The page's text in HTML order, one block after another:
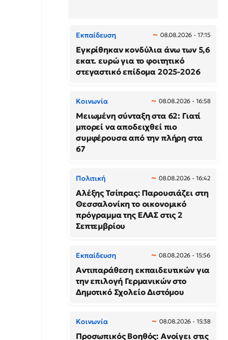
Εκπαίδευση 08.08.2026 - 17:15
Εγκρίθηκαν κονδύλια άνω των 5,6
εκατ. ευρώ για το φοιτητικό
στεγαστικό επίδομα 2025-2026
Κοινωνία 08.08.2026 - 16:58
Μειωμένη σύνταξη στα 62: Γιατί
μπορεί να αποδειχθεί πιο
συμφέρουσα από την πλήρη στα
67
Πολιτική 08.08.2026 - 16:42
Αλέξης Τσίπρας: Παρουσιάζει στη
Θεσσαλονίκη το οικονομικό
πρόγραμμα της ΕΛΑΣ στις 2
Σεπτεμβρίου
Εκπαίδευση 08.08.2026 - 15:56
Αντιπαράθεση εκπαιδευτικών για
την επιλογή Γερμανικών στο
Δημοτικό Σχολείο Διστόμου
Κοινωνία 08.08.2026 - 15:38
Προσωπικός Βοηθός: Ανοίγει στις